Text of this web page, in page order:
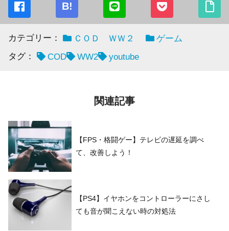
B!
カテゴリー： ＣＯＤ ＷＷ２
ゲーム
タグ：
COD WW2 youtube
関連記事
【FPS・格闘ゲー】テレビの遅延を調べ
て、改善しよう！
【PS4】イヤホンをコントローラーにさし
ても音が聞こえない時の対処法